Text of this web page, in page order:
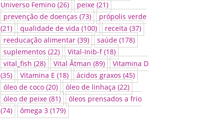
Universo Femino(26) peixe(21)
prevenção de doenças (73)
própolis verde
(21)
qualidade de vida (100) receita (37)
reeducação alimentar(39) saúde(178)
suplementos (22) Vital-Inib-f(18)
vital_fish (28) Vital Âtman (89)
Vitamina D
(35)
Vitamina E (18) ácidos graxos (45)
óleo de coco(20) óleo de linhaça (22)
óleo de peixe(81)
óleos prensados a frio
(74)
ômega 3(179)